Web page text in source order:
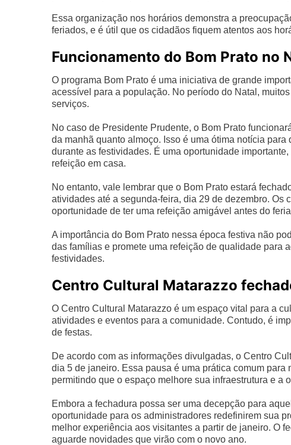
Essa organização nos horários demonstra a
feriados, e é útil que os cidadãos fiquem atentos aos
Funcionamento do Bom Prato no
O programa Bom Prato é uma iniciativa de grande
acessível para a população. No período do Natal,
serviços.
No caso de Presidente Prudente, o Bom Prato
da manhã quanto almoço. Isso é uma ótima notícia
durante as festividades. É uma oportunidade
refeição em casa.
No entanto, vale lembrar que o Bom Prato estará
atividades até a segunda-feira, dia 29 de dezembro. Os
oportunidade de ter uma refeição amigável antes do
A importância do Bom Prato nessa época festiva não
das famílias e promete uma refeição de qualidade para
festividades.
Centro Cultural Matarazzo
O Centro Cultural Matarazzo é um espaço vital para a
atividades e eventos para a comunidade. Contudo, é
de festas.
De acordo com as informações divulgadas, o Centro
dia 5 de janeiro. Essa pausa é uma prática comum
permitindo que o espaço melhore sua infraestrutura e a
Embora a fechadura possa ser uma decepção para
oportunidade para os administradores redefinirem sua
melhor experiência aos visitantes a partir de janeiro. O
aguarde novidades que virão com o novo ano.